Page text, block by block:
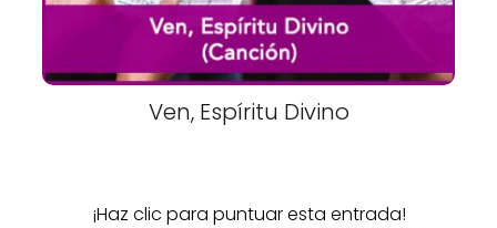
Ven, Espíritu Divino
¡Haz clic para puntuar esta entrada!